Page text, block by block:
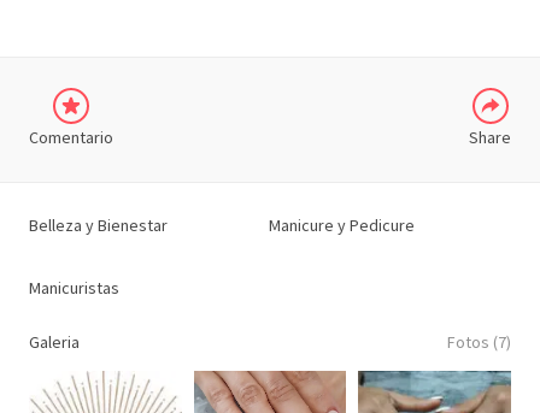
Comentario Share
Belleza y Bienestar Manicure y Pedicure
Manicuristas
Galeria Fotos (7)